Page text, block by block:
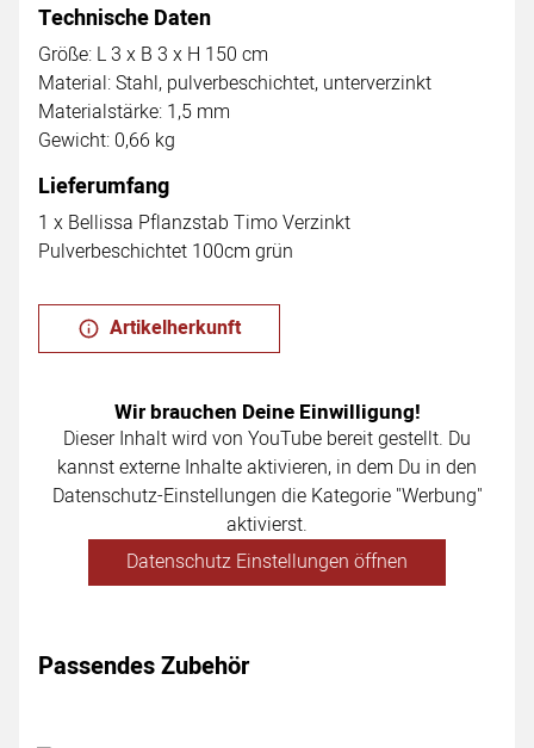
Technische Daten
Größe: L 3 x B 3 x H 150 cm
Material: Stahl, pulverbeschichtet, unterverzinkt
Materialstärke: 1,5 mm
Gewicht: 0,66 kg
Lieferumfang
1 x Bellissa Pflanzstab Timo Verzinkt
Pulverbeschichtet 100cm grün
Artikelherkunft
Wir brauchen Deine Einwilligung!
Dieser Inhalt wird von YouTube bereit gestellt. Du
kannst externe Inhalte aktivieren, in dem Du in den
Datenschutz-Einstellungen die Kategorie "Werbung"
aktivierst.
Datenschutz Einstellungen öffnen
Passendes Zubehör
Zubehör überspringen